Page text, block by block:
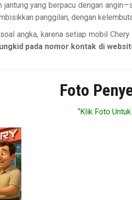
yang berpacu dengan
panggilan, dengan
angka, karena setiap mobil
pada nomor kontak di
Foto
“Klik Foto